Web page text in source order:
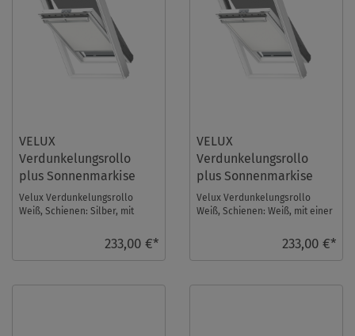
VELUX
Verdunkelungsrollo
plus Sonnenmarkise
DOP S08 1025S
Velux Verdunkelungsrollo
Weiß, Schienen: Silber, mit
233,00 €*
VELUX
Verdunkelungsrollo
plus Sonnenmarkise
DOP S08 1025SWL
Velux Verdunkelungsrollo
Weiß, Schienen: Weiß, mit einer
Fenstergröße: S08 ...233,00 €*